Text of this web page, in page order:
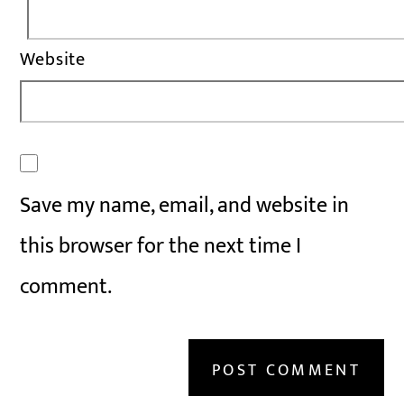
Website
Save my name, email, and website in
this browser for the next time I
comment.